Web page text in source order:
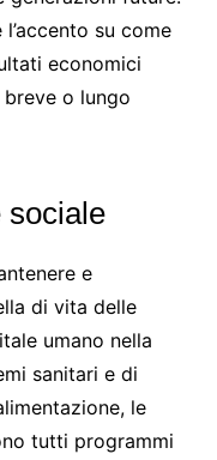
su come
economici
o lungo
sociale
e
di vita delle
umano nella
sanitari e di
le
tutti programmi